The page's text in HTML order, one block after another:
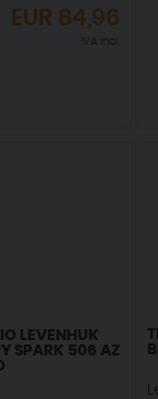
EUR 84,96
IVA incl.
LEVENHUK
SPARK 506 AZ